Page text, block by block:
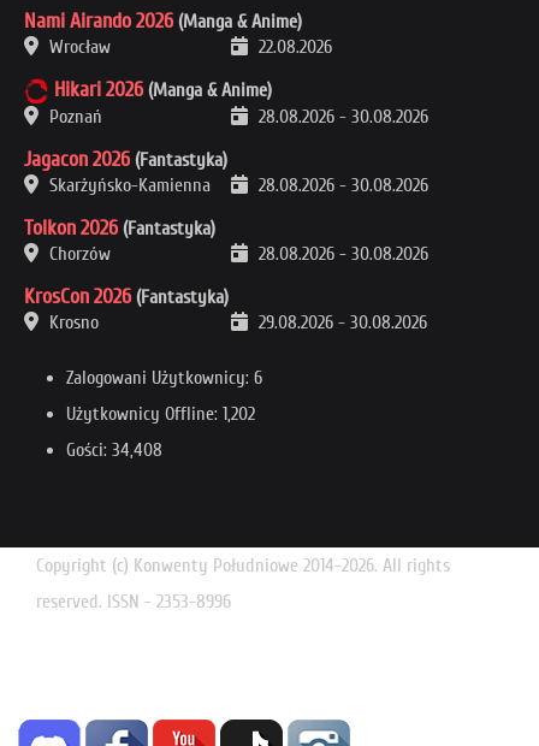
Nami Airando 2026 (Manga & Anime)
Wrocław
22.08.2026
Hikari 2026 (Manga & Anime)
Poznań
28.08.2026 - 30.08.2026
Jagacon 2026 (Fantastyka)
Skarżyńsko-Kamienna
28.08.2026 - 30.08.2026
Tolkon 2026 (Fantastyka)
Chorzów
28.08.2026 - 30.08.2026
KrosCon 2026 (Fantastyka)
Krosno
29.08.2026 - 30.08.2026
Zalogowani Użytkownicy: 6
Użytkownicy Offline: 1,202
Gości: 34,408
Copyright (c) Konwenty Południowe 2014-2026. All rights
reserved. ISSN - 2353-8996